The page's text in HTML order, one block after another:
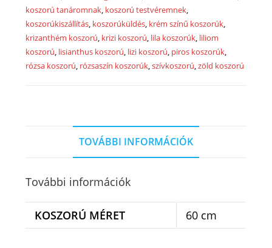
koszorú tanáromnak, koszorú testvéremnek,
koszorúkiszállítás, koszorúküldés, krém színű koszorúk,
krizanthém koszorú, krizi koszorú, lila koszorúk, liliom
koszorú, lisianthus koszorú, lizi koszorú, piros koszorúk,
rózsa koszorú, rózsaszín koszorúk,szívkoszorú,zöld koszorú
TOVÁBBI INFORMÁCIÓK
További információk
KOSZORÚ MÉRET 60 cm